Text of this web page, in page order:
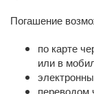
Погашение
по карте
или в
переводом